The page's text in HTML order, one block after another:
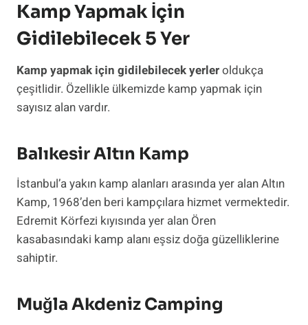
Kamp Yapmak İçin
Gidilebilecek 5 Yer
Kamp yapmak için gidilebilecek yerleroldukça
çeşitlidir. Özellikle ülkemizde kamp yapmak için
sayısız alan vardır.
Balıkesir Altın Kamp
İstanbul’a yakın kamp alanları arasında yer alan Altın
Kamp, 1968’den beri kampçılara hizmet vermektedir.
Edremit Körfezi kıyısında yer alan Ören
kasabasındaki kamp alanı eşsiz doğa güzelliklerine
sahiptir.
Muğla Akdeniz Camping